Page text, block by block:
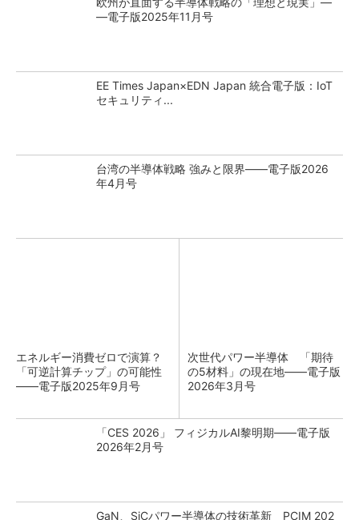
―電子版2025年11月号
EE Times Japan×EDN Japan 統合電子版：IoT
セキュリティ...
台湾の半導体戦略 強みと限界――電子版2026
年4月号
エネルギー消費ゼロで演算？
「可逆計算チップ」の可能性
――電子版2025年9月号
次世代パワー半導体 「期待
の5材料」の現在地――電子版
2026年3月号
「CES 2026」 フィジカルAI黎明期――電子版
2026年2月号
GaN、SiCパワー半導体の技術革新 PCIM 202